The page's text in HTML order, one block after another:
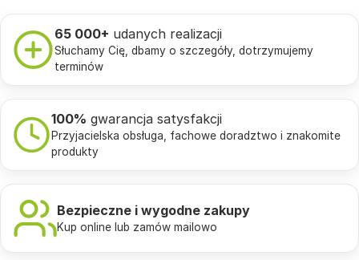
65 000+ udanych realizacji
Słuchamy Cię, dbamy o szczegóły, dotrzymujemy
terminów
100% gwarancja satysfakcji
Przyjacielska obsługa, fachowe doradztwo i znakomite
produkty
Bezpieczne i wygodne zakupy
Kup online lub zamów mailowo